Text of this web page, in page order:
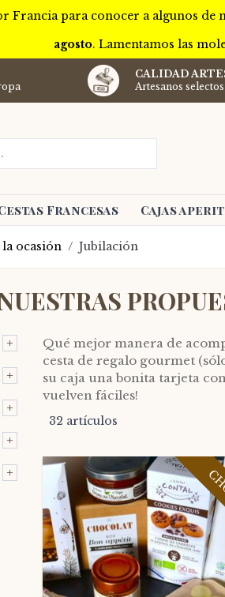
Francia para conocer a algunos
agosto. Lamentamos las
CALIDAD
Artesanos
Francesas Cajas
la ocasión / Jubilación
+
+
+
+
+
Qué mejor manera de
cesta de regalo gourmet
su caja una bonita tarjeta
vuelven fáciles!
32 artículos